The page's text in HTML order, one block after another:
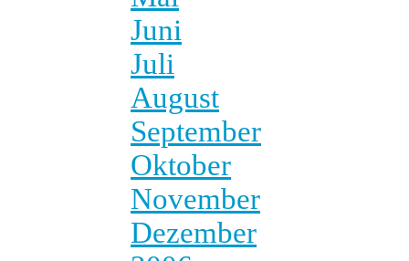
Juni
Juli
August
September
Oktober
November
Dezember